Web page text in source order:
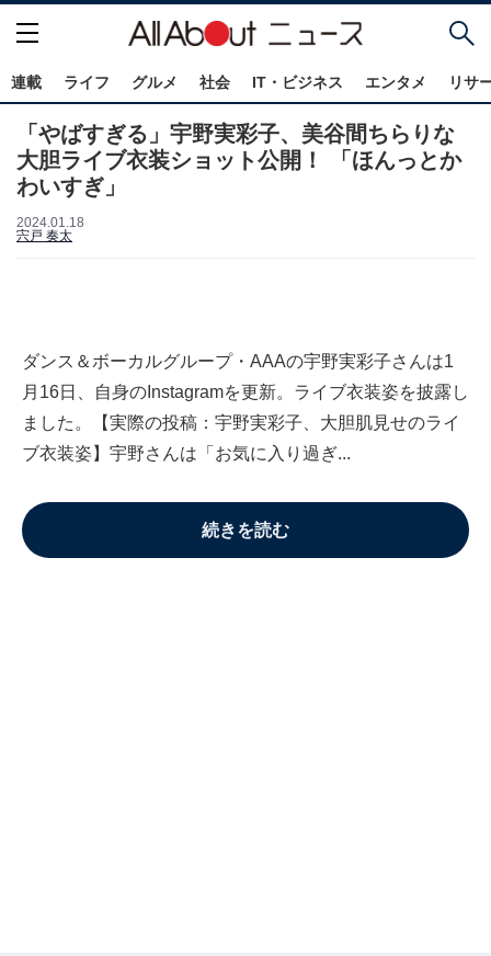
連載 ライフ グルメ 社会 IT・ビジネス エンタメ リサ
「やばすぎる」宇野実彩子、美谷間ちらりな
大胆ライブ衣装ショット公開！ 「ほんっとか
わいすぎ」
2024.01.18
宍戸 奏太
ダンス＆ボーカルグループ・AAAの宇野実彩子さんは1
月16日、自身のInstagramを更新。ライブ衣装姿を披露し
ました。【実際の投稿：宇野実彩子、大胆肌見せのライ
ブ衣装姿】宇野さんは「お気に入り過ぎ...
続きを読む